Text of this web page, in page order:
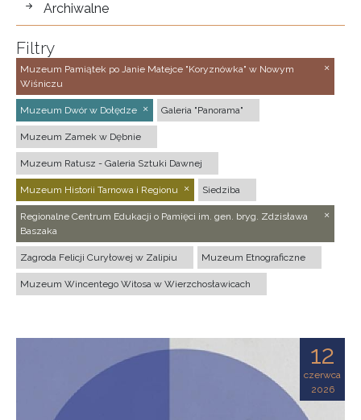
Archiwalne
Filtry
Muzeum Pamiątek po Janie Matejce "Koryznówka" w Nowym
Wiśniczu
Muzeum Dwór w Dołędze Galeria "Panorama"
Muzeum Zamek w Dębnie
Muzeum Ratusz - Galeria Sztuki Dawnej
Muzeum Historii Tarnowa i Regionu Siedziba
Regionalne Centrum Edukacji o Pamięci im. gen. bryg. Zdzisława
Baszaka
Zagroda Felicji Curyłowej w Zalipiu Muzeum Etnograficzne
Muzeum Wincentego Witosa w Wierzchosławicach
12
czerwca
2026